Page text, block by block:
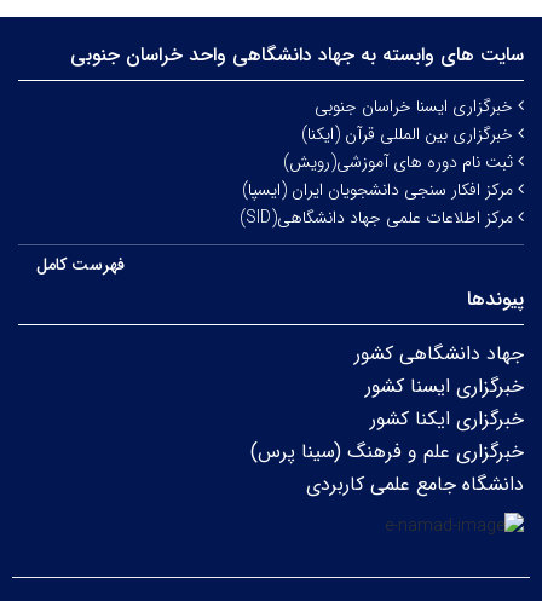
سایت های وابسته به جهاد دانشگاهی واحد خراسان جنوبی
خبرگزاری ایسنا خراسان جنوبی
خبرگزاری بین المللی قرآن (ایکنا)
ثبت نام دوره های آموزشی(رویش)
مرکز افکار سنجی دانشجویان ایران (ایسپا)
مرکز اطلاعات علمی جهاد دانشگاهی(SID)
فهرست کامل
پیوندها
جهاد دانشگاهی کشور
خبرگزاری ایسنا کشور
خبرگزاری ایکنا کشور
خبرگزاری علم و فرهنگ (سینا پرس)
دانشگاه جامع علمی کاربردی